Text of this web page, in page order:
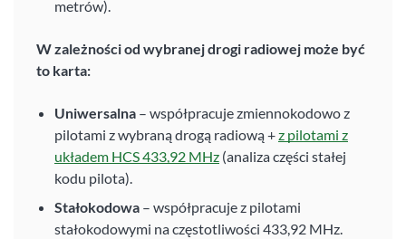
metrów).
W zależności od wybranej drogi radiowej może być
to karta:
Uniwersalna – współpracuje zmiennokodowo z
pilotami z wybraną drogą radiową +z pilotami z
układem HCS 433,92 MHz (analiza części stałej
kodu pilota).
Stałokodowa – współpracuje z pilotami
stałokodowymi na częstotliwości 433,92 MHz.